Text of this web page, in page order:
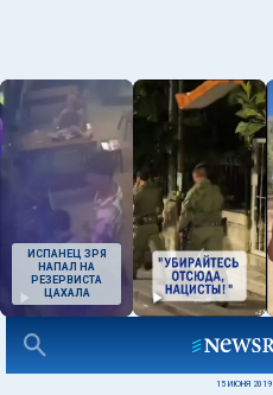
ИСПАНЕЦ ЗРЯ
НАПАЛ НА
РЕЗЕРВИСТА
ЦАХАЛА
15 ИЮНЯ 2019